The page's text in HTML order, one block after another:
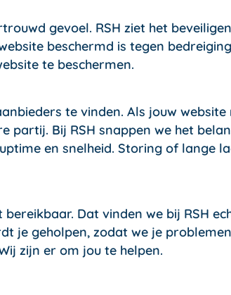
gevoel. RSH ziet het
beschermd is tegen
te beschermen.
te vinden. Als jouw
Bij RSH snappen we het
en snelheid. Storing of lange
Dat vinden we bij RSH
je geholpen, zodat we je
zijn er om jou te helpen.